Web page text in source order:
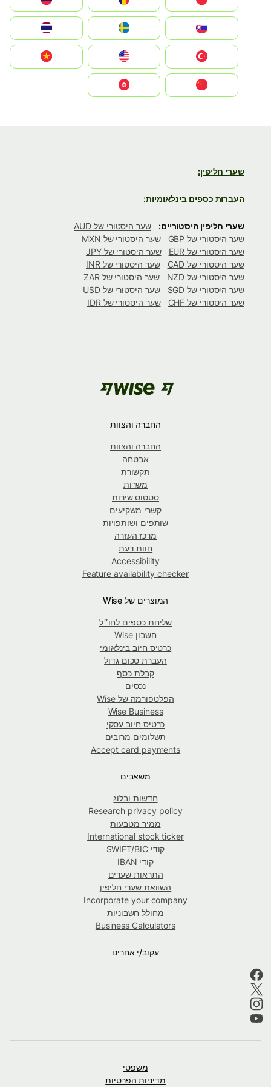
Slovensko
United States
שערי חליפין:
העברות כספים בינלאומיות:
שערי חליפין היסטוריים:
שער היסטורי של AUD
שער היסטורי של GBP
שער היסטורי של MXN
שער היסטורי של EUR
שער היסטורי של JPY
שער היסטורי של CAD
שער היסטורי של INR
שער היסטורי של NZD
שער היסטורי של ZAR
שער היסטורי של SGD
שער היסטורי של USD
שער היסטורי של CHF
שער היסטורי של IDR
החברה והצוות
החברה והצוות
אבטחה
תקשורת
משרות
סטטוס שירות
קשרי משקיעים
שותפים ושותפויות
מרכז העזרה
חוות דעת
Accessibility
Feature availability checker
המוצרים של Wise
שליחת כספים לחו״ל
חשבון Wise
כרטיס חיוב בינלאומי
העברת סכום גדול
קבלת כסף
נכסים
הפלטפורמה של Wise
Wise Business
כרטיס חיוב עסקי
תשלומים מרובים
Accept card payments
משאבים
חדשות ובלוג
Research privacy policy
ממיר מטבעות
International stock ticker
קודי SWIFT/BIC
קודי IBAN
התראות שערים
השוואת שערי חליפין
Incorporate your company
מחולל חשבוניות
Business Calculators
עקוב/י אחרינו
משפטי
מדיניות הפרטיות